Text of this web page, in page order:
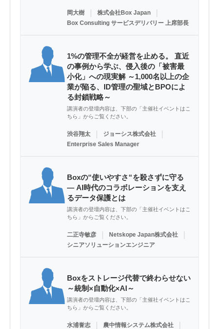
岡大樹 株式会社Box Japan
Box Consulting サービスデリバリー 上席部長
1%の管理不全が経営を止める。 直近
の事例から学ぶ、侵入後の「被害最
小化」への現実解 ～1,000名以上の企
業が陥る、ID管理の聖域とBPOによ
る封鎖戦略～
講演者の登壇内容は、下部の「主催社イベントはこ
ちら」からご覧ください。
渋谷翔太 ジョーシス株式会社
Enterprise Sales Manager
Boxの“使いやすさ“を殺さずに守る
― AI時代のコラボレーションを支え
るデータ保護とは
講演者の登壇内容は、下部の「主催社イベントはこ
ちら」からご覧ください。
二正寺敏彦 Netskope Japan株式会社
シニアソリューションエンジニア
Boxをストレージ代替で終わらせない
～統制×自動化×AI～
講演者の登壇内容は、下部の「主催社イベントはこ
ちら」からご覧ください。
水浦誉志 農中情報システム株式会社